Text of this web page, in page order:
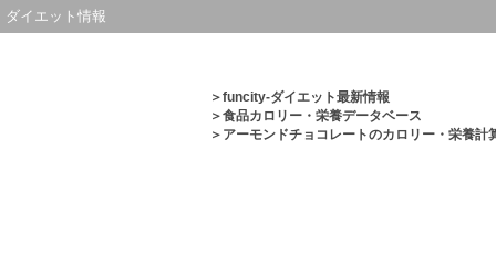
ダイエット情報
＞funcity-ダイエット最新情報
＞食品カロリー・栄養データベース
＞アーモンドチョコレートのカロリー・栄養計